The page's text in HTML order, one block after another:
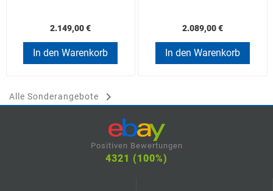
2.149,00 €
In den Warenkorb
2.089,00 €
In den Warenkorb
Alle Sonderangebote 
Positiven Bewertungen
4321 (100%)